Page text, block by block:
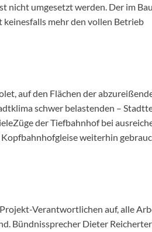
nicht umgesetzt werden. Der im Bau
mehr den vollen Betrieb
auf den Flächen der
schwer belastenden –
der Tiefbahnhof bei
weiterhin
Verantwortlichen auf, alle
Bündnissprecher Dieter